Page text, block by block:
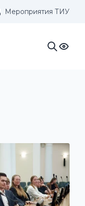
Мероприятия ТИУ